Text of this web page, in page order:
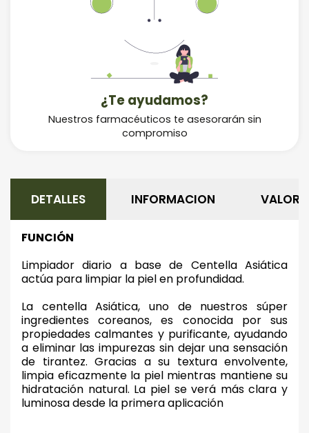
¿Te ayudamos?
Nuestros farmacéuticos te asesorarán sin
compromiso
DETALLES INFORMACION
FUNCIÓN
Limpiador diario a base de Centella Asiática
actúa para limpiar la piel en profundidad.
La centella Asiática, uno de nuestros súper
ingredientes coreanos, es conocida por sus
propiedades calmantes y purificante, ayudando
a eliminar las impurezas sin dejar una sensación
de tirantez. Gracias a su textura envolvente,
limpia eficazmente la piel mientras mantiene su
hidratación natural. La piel se verá más clara y
luminosa desde la primera aplicación